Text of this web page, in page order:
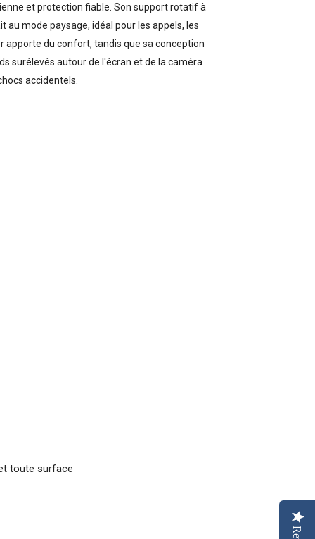
et protection fiable. Son support rotatif à
mode paysage, idéal pour les appels, les
apporte du confort, tandis que sa conception
surélevés autour de l'écran et de la caméra
accidentels.
toute surface